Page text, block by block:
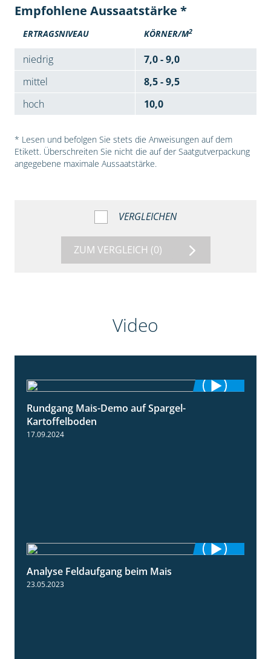
Empfohlene Aussaatstärke *
ERTRAGSNIVEAU KÖRNER/M2
niedrig
7,0 - 9,0
mittel
8,5 - 9,5
hoch
10,0
* Lesen und befolgen Sie stets die Anweisungen auf dem
Etikett. Überschreiten Sie nicht die auf der Saatgutverpackung
angegebene maximale Aussaatstärke.
VERGLEICHEN
ZUM VERGLEICH (0)
Video
Rundgang Mais-Demo auf Spargel-
Kartoffelboden
17.09.2024
Analyse Feldaufgang beim Mais
23.05.2023